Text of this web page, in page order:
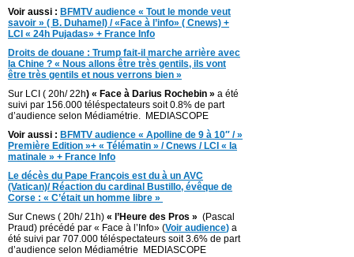
Voir aussi : BFMTV audience « Tout le monde veut
savoir » ( B. Duhamel) / «Face à l’info» ( Cnews) +
LCI « 24h Pujadas» + France Info
Droits de douane : Trump fait-il marche arrière avec
la Chine ? « Nous allons être très gentils, ils vont
être très gentils et nous verrons bien »
Sur LCI ( 20h/ 22h) « Face à Darius Rochebin » a été
suivi par 156.000 téléspectateurs soit 0.8% de part
d’audience selon Médiamétrie. MEDIASCOPE
Voir aussi : BFMTV audience « Apolline de 9 à 10″ / »
Première Edition »+ « Télématin » / Cnews / LCI « la
matinale » + France Info
Le décès du Pape François est du à un AVC
(Vatican)/ Réaction du cardinal Bustillo, évêque de
Corse : « C’était un homme libre »
Sur Cnews ( 20h/ 21h) « l’Heure des Pros » (Pascal
Praud) précédé par « Face à l’Info» (Voir audience) a
été suivi par 707.000 téléspectateurs soit 3.6% de part
d’audience selon Médiamétrie MEDIASCOPE